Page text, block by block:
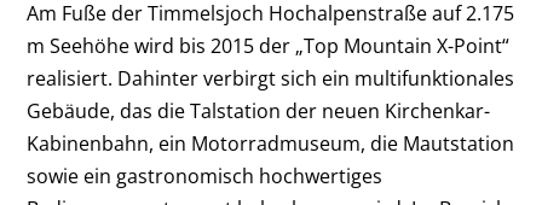
Am Fuße der Timmelsjoch Hochalpenstraße auf 2.175
m Seehöhe wird bis 2015 der „Top Mountain X-Point“
realisiert. Dahinter verbirgt sich ein multifunktionales
Gebäude, das die Talstation der neuen Kirchenkar-
Kabinenbahn, ein Motorradmuseum, die Mautstation
sowie ein gastronomisch hochwertiges